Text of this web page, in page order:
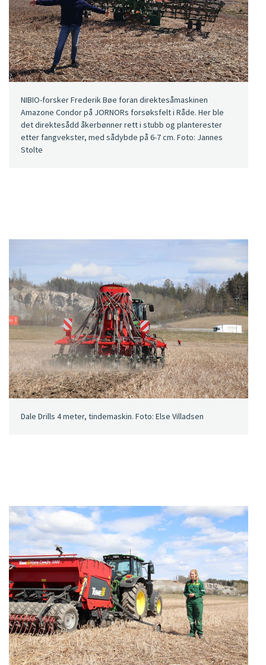
NIBIO-forsker Frederik Bøe foran direktesåmaskinen
Amazone Condor på JORNORs forsøksfelt i Råde. Her ble
det direktesådd åkerbønner rett i stubb og planterester
etter fangvekster, med sådybde på 6-7 cm. Foto: Jannes
Stolte
Dale Drills 4 meter, tindemaskin. Foto: Else Villadsen